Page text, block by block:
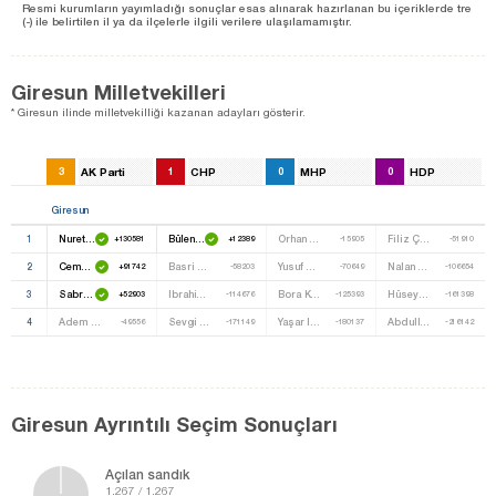
Resmi kurumların yayımladığı sonuçlar esas alınarak hazırlanan bu içeriklerde tre
(-) ile belirtilen il ya da ilçelerle ilgili verilere ulaşılamamıştır.
Giresun Milletvekilleri
* Giresun ilinde milletvekilliği kazanan adayları gösterir.
3 AK Parti 1 CHP 0 MHP 0 HDP
Giresun
1 Nurettin Canikli +130581 Bülent Yener Bektaşoğlu +12389 -15905 -51910
2 Cemal Öztürk +91742 -58203 -70649 -106654
3 Sabri Öztürk +52903 -114676 Bora Kılıç -125393 Hüseyin Küçükaydın -161398
4 -49556 -171149 -180137 -216142
Giresun Ayrıntılı Seçim Sonuçları
Açılan sandık
1.267 / 1.267